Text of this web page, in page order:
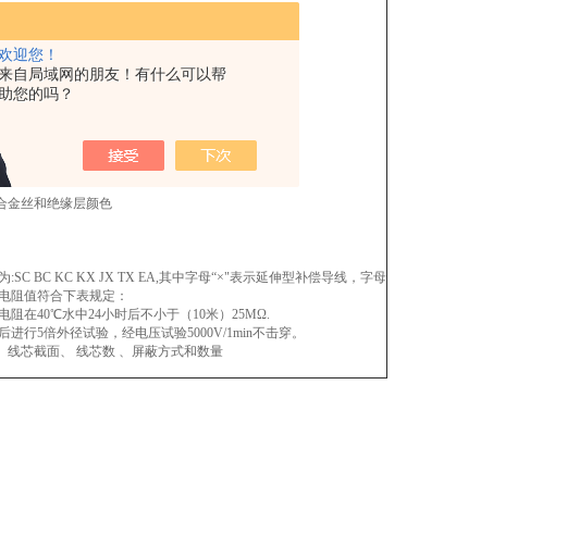
迎您！
自局域网的朋友！有什么可以帮
您的吗？
合金丝
着色
金丝和绝缘层颜色
:SC BC KC KX JX TX EA,其中字母“×"表示延伸型补偿导线，字母
阻值符合下表规定：
阻在40℃水中24小时后不小于（10米）25MΩ.
进行5倍外径试验，经电压试验5000V/1min不击穿。
线芯截面、 线芯数 、屏蔽方式和数量